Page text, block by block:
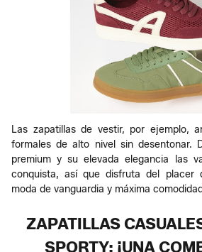
Las zapatillas de vestir, por ejemplo,
formales de alto nivel sin desentonar.
premium y su elevada elegancia las
conquista, así que disfruta del placer
moda de vanguardia y máxima
ZAPATILLAS
SPORTY: ¡UNA